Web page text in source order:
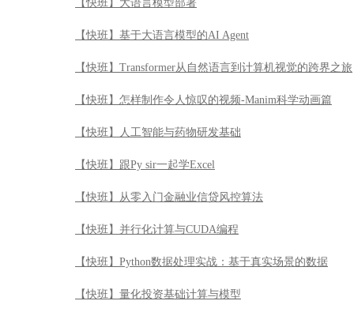
【快班】跟Py sir一起学Excel
【快班】从零入门金融业信贷风控算法
【快班】并行化计算与CUDA编程
【快班】Python数据处理实战：基于真实场景的数据
【快班】量化投资基础计算与模型
【快班】Architecting on AWS架构与实践
【快班】Node.js Web开发实战
【快班】漫步华尔街
【快班】目标检测模型YOLOV3原理及实战
【快班】Cloudera Hadoop管理认证实战